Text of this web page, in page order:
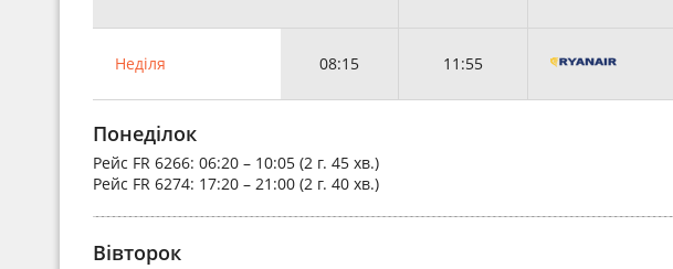
Неділя 08:15 11:55
Понеділок
Рейс FR 6266: 06:20 – 10:05 (2 г. 45 хв.)
Рейс FR 6274: 17:20 – 21:00 (2 г. 40 хв.)
Вівторок